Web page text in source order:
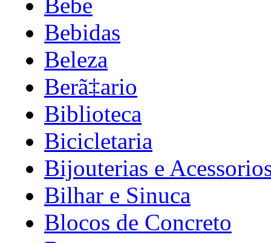
Bebidas
Beleza
Berã‡ario
Biblioteca
Bicicletaria
Bijouterias e
Bilhar e Sinuca
Blocos de Concreto